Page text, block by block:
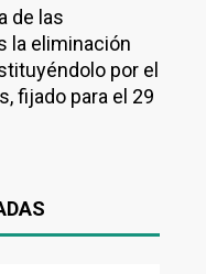
de las
la eliminación
por el
fijado para el 29